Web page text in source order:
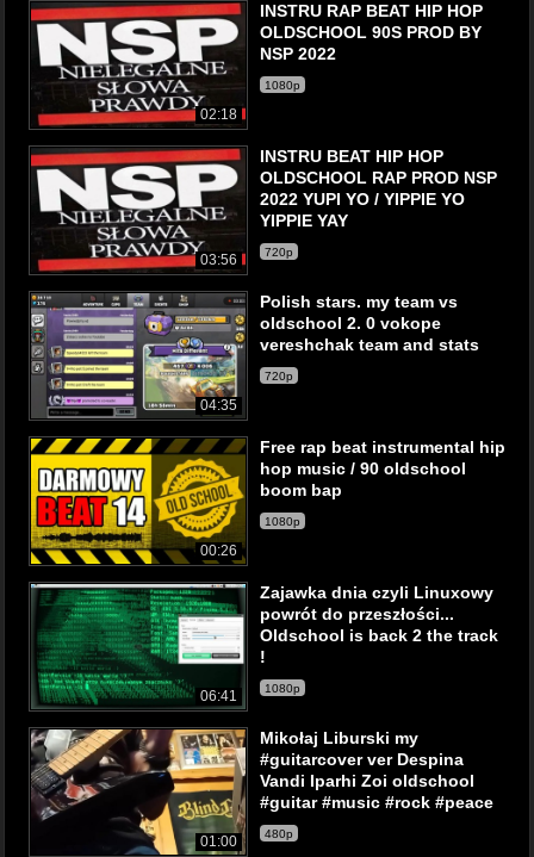
02:18
INSTRU RAP BEAT HIP HOP
OLDSCHOOL 90S PROD BY
NSP 2022
1080p
03:56
INSTRU BEAT HIP HOP
OLDSCHOOL RAP PROD NSP
2022 YUPI YO / YIPPIE YO
YIPPIE YAY
720p
04:35
Polish stars. my team vs
oldschool 2. 0 vokope
vereshchak team and stats
720p
00:26
Free rap beat instrumental hip
hop music / 90 oldschool
boom bap
1080p
06:41
Zajawka dnia czyli Linuxowy
powrót do przeszłości...
Oldschool is back 2 the track
!
1080p
01:00
Mikołaj Liburski my
#guitarcover ver Despina
Vandi Iparhi Zoi oldschool
#guitar #music #rock #peace
480p